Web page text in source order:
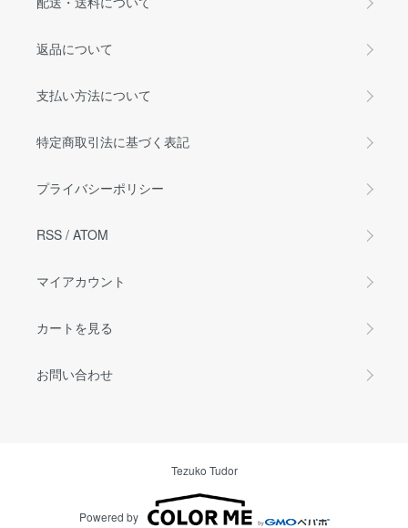
返品について
支払い方法について
特定商取引法に基づく表記
プライバシーポリシー
RSS / ATOM
マイアカウント
カートを見る
お問い合わせ
Tezuko Tudor
Powered by